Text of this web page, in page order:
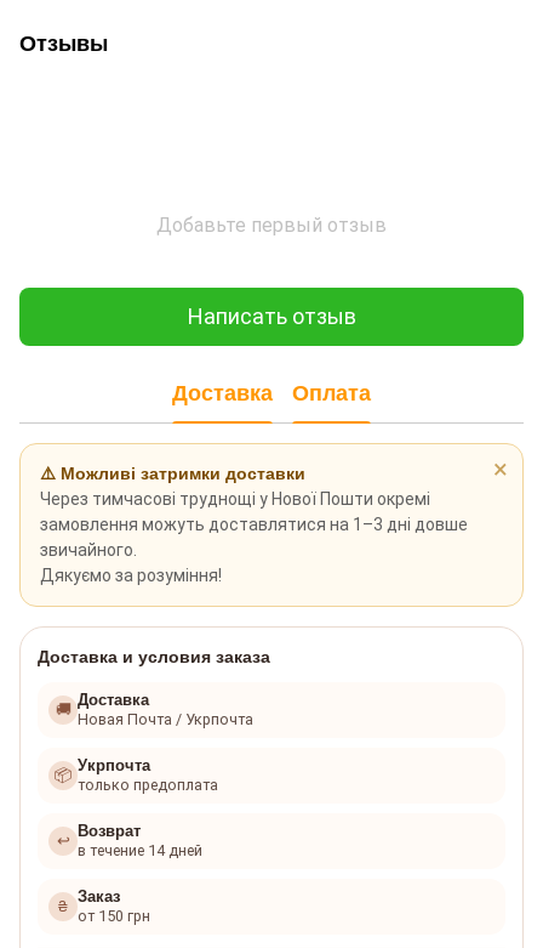
Отзывы
Добавьте первый отзыв
Написать отзыв
Доставка Оплата
×
⚠️ Можливі затримки доставки
Через тимчасові труднощі у Нової Пошти окремі
замовлення можуть доставлятися на 1–3 дні довше
звичайного.
Дякуємо за розуміння!
Доставка и условия заказа
🚚 Доставка
Новая Почта / Укрпочта
📦 Укрпочта
только предоплата
↩ Возврат
в течение 14 дней
₴ Заказ
от 150 грн